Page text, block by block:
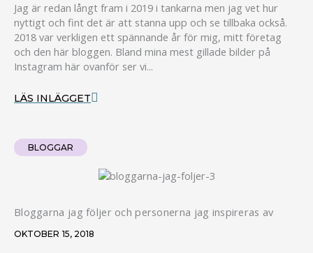
Jag är redan långt fram i 2019 i tankarna men jag vet hur
nyttigt och fint det är att stanna upp och se tillbaka också.
2018 var verkligen ett spännande år för mig, mitt företag
och den här bloggen. Bland mina mest gillade bilder på
Instagram här ovanför ser vi...
LÄS INLÄGGET
BLOGGAR
Bloggarna jag följer och personerna jag inspireras av
OKTOBER 15, 2018